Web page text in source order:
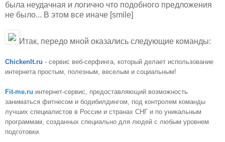
была неудачная и логично что подобного предложения
не было... В этом все иначе [smile]
Итак, передо мной оказались следующие команды:
ChickenIt.ru - сервис веб-серфинга, который делает использование
интернета простым, полезным, веселым и социальным!
Fit-me.ru интернет-сервис, предоставляющий возможность
заниматься фитнесом и бодибилдингом, под контролем команды
лучших специалистов в России и странах СНГ и по уникальным
программам, созданных специально для людей с любым уровнем
подготовки.